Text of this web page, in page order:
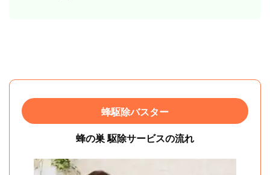
蜂駆除バスター
蜂の巣 駆除サービスの流れ